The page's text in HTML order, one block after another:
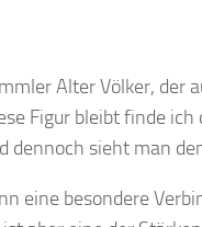
Alter Völker, der
Figur bleibt finde
sieht man
eine besondere